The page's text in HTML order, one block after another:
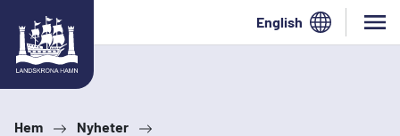
English
Hem
Nyheter